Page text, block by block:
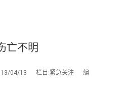
亡不明
04/13 栏目:紧急关注 编